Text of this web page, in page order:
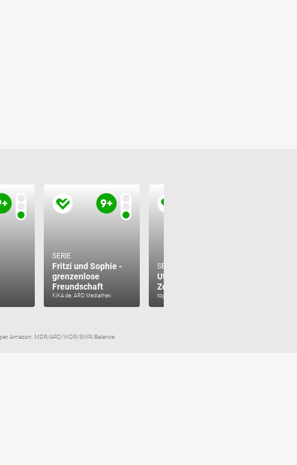
SERIE
Fritzi und Sophie -
grenzenlose
Freundschaft
KiKA.de, ARD Mediathek
SERIE
Uferpark - Gute
Zeiten, wilde Zeiten
toggo
Amazon, MDR/ARD/WDR/SWR/Balance